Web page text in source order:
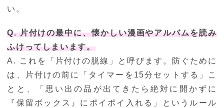
い。
Q. 片付けの最中に、懐かしい漫画やアルバムを読み
ふけってしまいます。
A. これを「片付けの脱線」と呼びます。防ぐために
は、片付けの前に「タイマーを15分セットする」こ
とと、「思い出の品が出てきたら絶対に開かずに
『保留ボックス』にポイポイ入れる」というルール